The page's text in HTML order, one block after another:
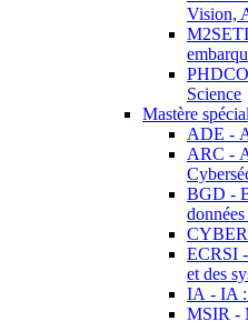
Vision,
Science
Mastère
ADE -
ARC -
BGD -
ECRSI
et des
IA - IA :
MSIR -